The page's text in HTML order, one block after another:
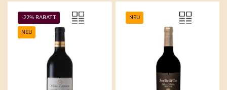
-22% RABATT
NEU
NEU